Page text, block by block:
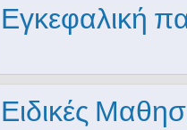
Εγκεφαλική
Ειδικές